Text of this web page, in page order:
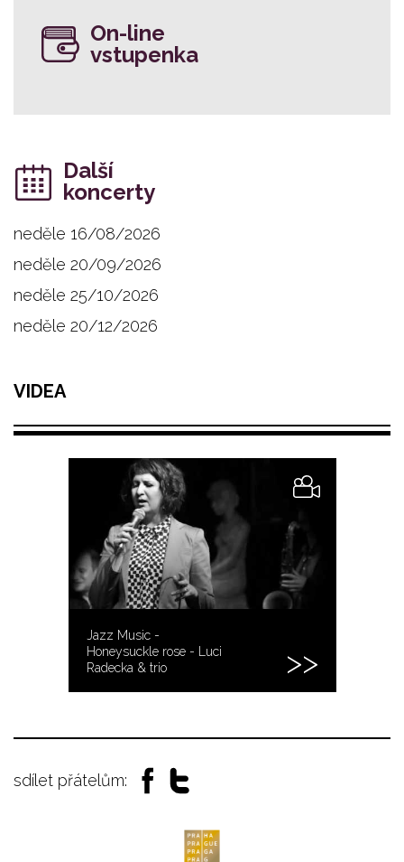
On-line
vstupenka
Další
koncerty
neděle 16/08/2026
neděle 20/09/2026
neděle 25/10/2026
neděle 20/12/2026
VIDEA
Jazz Music -
Honeysuckle rose - Luci
Radecka & trio
sdílet přátelům: